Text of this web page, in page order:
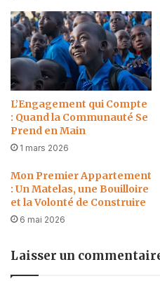
L’Engagement qui Compte
: Quand la Communauté Se
Prend en Main
1 mars 2026
Mon Premier Appartement
: Un Matelas, une Bouilloire
et la Volonté de Construire
6 mai 2026
Laisser un